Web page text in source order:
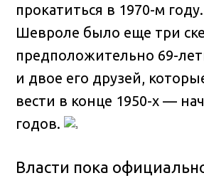
прокатиться в 1970-м
Шевроле было еще три
предположительно 69-
и двое его друзей,
вести в конце 1950-х —
годов.
Власти пока